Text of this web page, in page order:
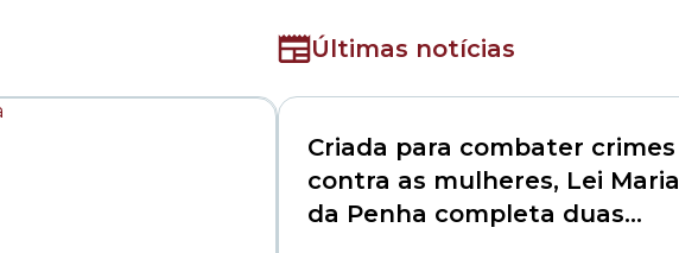
Últimas notícias
Criada para combater crimes
contra as mulheres, Lei Maria
da Penha completa duas